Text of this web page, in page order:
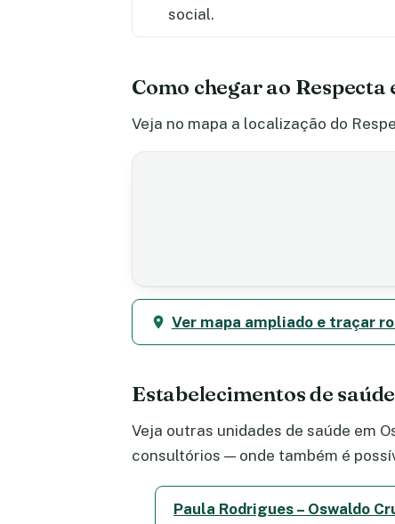
social.
Como chegar ao Respecta
Veja no mapa a localização do
Ver mapa ampliado e traçar
Estabelecimentos de
Veja outras unidades de saúde em
consultórios — onde também é
Paula Rodrigues – Oswaldo